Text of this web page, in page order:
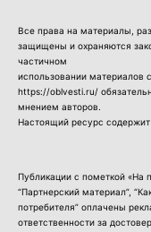
Все права на материалы,
защищены и охраняются
частичном
использовании материалов
https://oblvesti.ru/
мнением авторов.
Настоящий ресурс
Публикации с пометкой «На
“Партнерский материал”,
потребителя” оплачены
ответственности за